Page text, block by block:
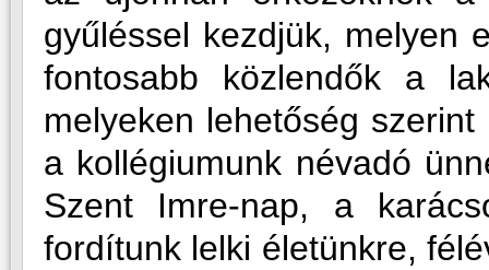
gyűléssel kezdjük, melyen
fontosabb közlendők a
melyeken lehetőség
a kollégiumunk névadó
Szent Imre-nap, a
fordítunk lelki életünkre,